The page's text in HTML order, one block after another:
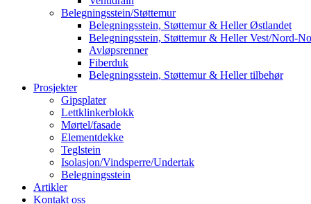
Belegningsstein/Støttemur
Belegningsstein, Støttemur & Heller Østlandet
Belegningsstein, Støttemur & Heller Vest/Nord-
Avløpsrenner
Fiberduk
Belegningsstein, Støttemur & Heller tilbehør
Prosjekter
Gipsplater
Lettklinkerblokk
Mørtel/fasade
Elementdekke
Teglstein
Isolasjon/Vindsperre/Undertak
Belegningsstein
Artikler
Kontakt oss